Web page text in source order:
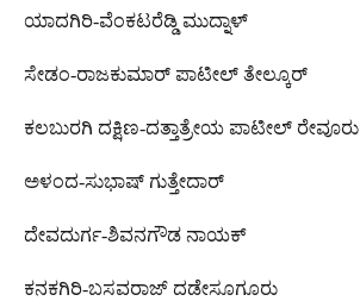
ಯಾದಗಿರಿ-ವೆಂಕಟರೆಡ್ಡಿ ಮುದ್ನಾಳ್
ಸೇಡಂ-ರಾಜಕುಮಾರ್ ಪಾಟೀಲ್ ತೇಲ್ಕೂರ್
ಕಲಬುರಗಿ ದಕ್ಷಿಣ-ದತ್ತಾತ್ರೇಯ ಪಾಟೀಲ್ ರೇವೂರು
ಅಳಂದ-ಸುಭಾಷ್ ಗುತ್ತೇದಾರ್
ದೇವದುರ್ಗ-ಶಿವನಗೌಡ ನಾಯಕ್
ಕನಕಗಿರಿ-ಬಸವರಾಜ್ ದಡೇಸೂಗೂರು